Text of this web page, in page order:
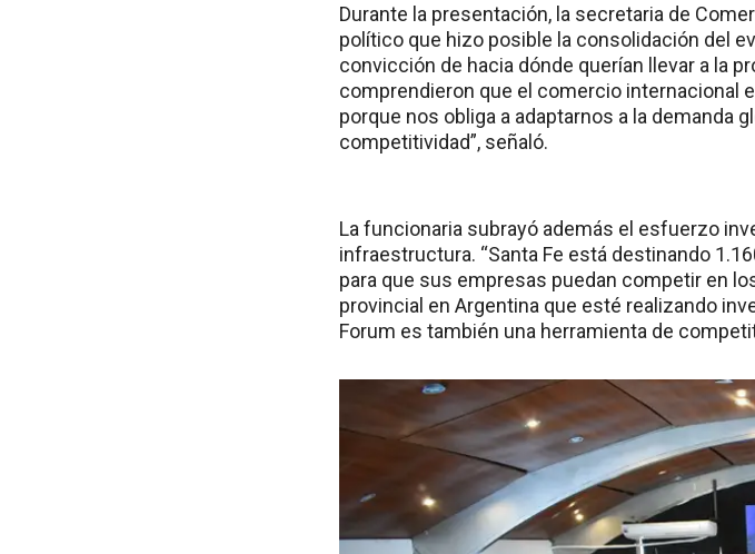
Durante la presentación, la secretaria de
político que hizo posible la consolidación del
convicción de hacia dónde querían llevar a la
comprendieron que el comercio internacional
porque nos obliga a adaptarnos a la demanda
competitividad”, señaló.
La funcionaria subrayó además el esfuerzo
infraestructura. “Santa Fe está destinando
para que sus empresas puedan competir en
provincial en Argentina que esté realizando
Forum es también una herramienta de